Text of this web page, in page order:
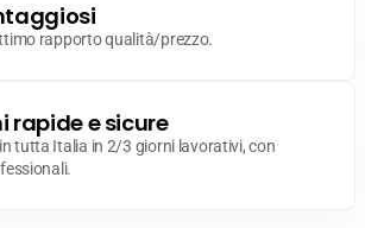
rapporto qualità/prezzo.
rapide e sicure
tutta Italia in 2/3 giorni lavorativi, con